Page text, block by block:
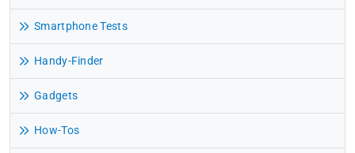
Smartphone Tests
Handy-Finder
Gadgets
How-Tos